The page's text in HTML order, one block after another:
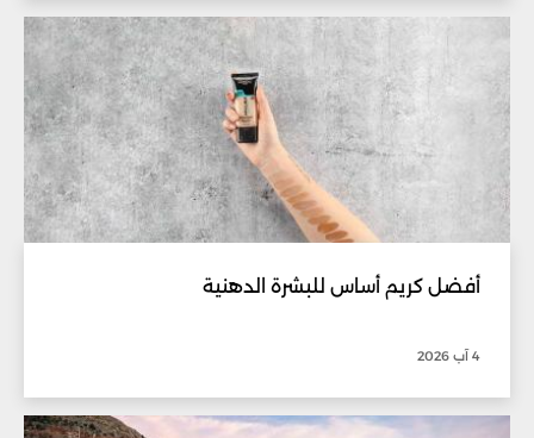
أفضل كريم أساس للبشرة الدهنية
4 آب 2026